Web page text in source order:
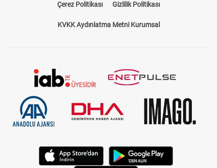
Çerez Politikası Gizlilik Politikası
KVKK Aydınlatma Metni Kurumsal